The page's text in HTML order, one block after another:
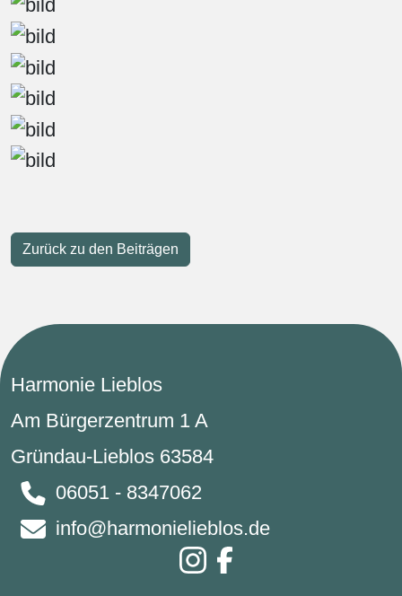
Zurück zu den Beiträgen
Harmonie Lieblos
Am Bürgerzentrum 1 A
Gründau-Lieblos 63584
06051 - 8347062
info@harmonielieblos.de